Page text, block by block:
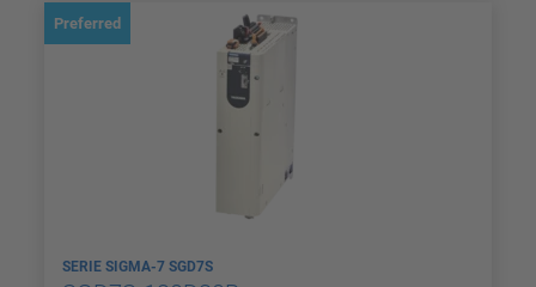
Preferred
SERIE SIGMA-7 SGD7S